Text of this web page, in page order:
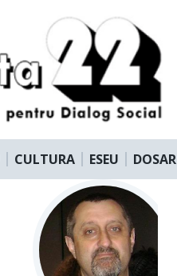
CULTURA ESEU DOSAR